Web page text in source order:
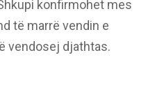
konfirmohet mes
të marrë vendin e
vendosej djathtas.